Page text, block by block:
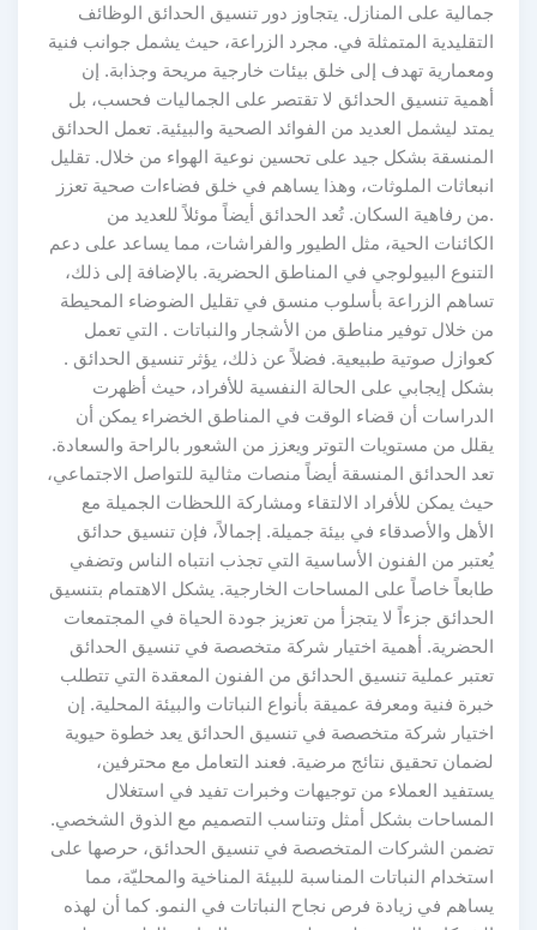
جمالية على المنازل. يتجاوز دور تنسيق الحدائق الوظائف
التقليدية المتمثلة في. مجرد الزراعة، حيث يشمل جوانب فنية
ومعمارية تهدف إلى خلق بيئات خارجية مريحة وجذابة. إن
أهمية تنسيق الحدائق لا تقتصر على الجماليات فحسب، بل
يمتد ليشمل العديد من الفوائد الصحية والبيئية. تعمل الحدائق
المنسقة بشكل جيد على تحسين نوعية الهواء من خلال. تقليل
انبعاثات الملوثات، وهذا يساهم في خلق فضاءات صحية تعزز
.من رفاهية السكان. تُعد الحدائق أيضاً موئلاً للعديد من
الكائنات الحية، مثل الطيور والفراشات، مما يساعد على دعم
التنوع البيولوجي في المناطق الحضرية. بالإضافة إلى ذلك،
تساهم الزراعة بأسلوب منسق في تقليل الضوضاء المحيطة
من خلال توفير مناطق من الأشجار والنباتات . التي تعمل
كعوازل صوتية طبيعية. فضلاً عن ذلك، يؤثر تنسيق الحدائق .
بشكل إيجابي على الحالة النفسية للأفراد، حيث أظهرت
الدراسات أن قضاء الوقت في المناطق الخضراء يمكن أن
يقلل من مستويات التوتر ويعزز من الشعور بالراحة والسعادة.
تعد الحدائق المنسقة أيضاً منصات مثالية للتواصل الاجتماعي،
حيث يمكن للأفراد الالتقاء ومشاركة اللحظات الجميلة مع
الأهل والأصدقاء في بيئة جميلة. إجمالاً، فإن تنسيق حدائق
يُعتبر من الفنون الأساسية التي تجذب انتباه الناس وتضفي
طابعاً خاصاً على المساحات الخارجية. يشكل الاهتمام بتنسيق
الحدائق جزءاً لا يتجزأ من تعزيز جودة الحياة في المجتمعات
الحضرية. أهمية اختيار شركة متخصصة في تنسيق الحدائق
تعتبر عملية تنسيق الحدائق من الفنون المعقدة التي تتطلب
خبرة فنية ومعرفة عميقة بأنواع النباتات والبيئة المحلية. إن
اختيار شركة متخصصة في تنسيق الحدائق يعد خطوة حيوية
لضمان تحقيق نتائج مرضية. فعند التعامل مع محترفين،
يستفيد العملاء من توجيهات وخبرات تفيد في استغلال
المساحات بشكل أمثل وتناسب التصميم مع الذوق الشخصي.
تضمن الشركات المتخصصة في تنسيق الحدائق، حرصها على
استخدام النباتات المناسبة للبيئة المناخية والمحليّة، مما
يساهم في زيادة فرص نجاح النباتات في النمو. كما أن لهذه